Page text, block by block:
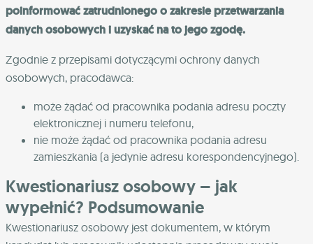
poinformować zatrudnionego o zakresie przetwarzania
danych osobowych i uzyskać na to jego zgodę.
Zgodnie z przepisami dotyczącymi ochrony danych
osobowych, pracodawca:
może żądać od pracownika podania adresu poczty
elektronicznej i numeru telefonu,
nie może żądać od pracownika podania adresu
zamieszkania (a jedynie adresu korespondencyjnego).
Kwestionariusz osobowy – jak
wypełnić? Podsumowanie
Kwestionariusz osobowy jest dokumentem, w którym